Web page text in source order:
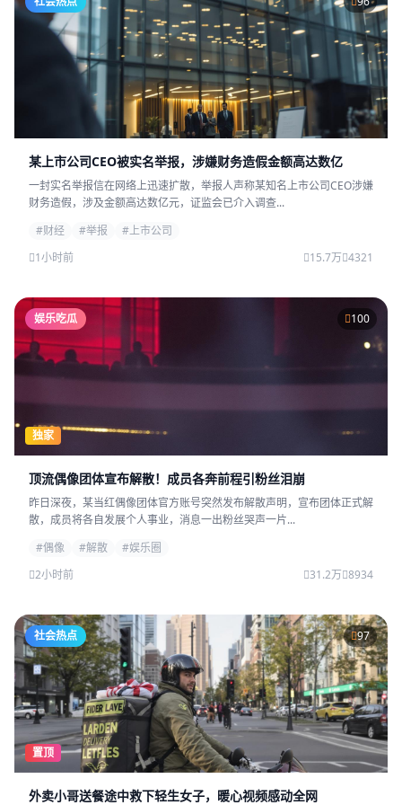
某上市公司CEO被实名举报，涉嫌财务造假金额高达数亿
一封实名举报信在网络上迅速扩散，举报人声称某知名上市公司CEO涉嫌
财务造假，涉及金额高达数亿元，证监会已介入调查...
#财经
#举报
#上市公司
1小时前
15.7万 4321
娱乐吃瓜 100
独家
顶流偶像团体宣布解散！成员各奔前程引粉丝泪崩
昨日深夜，某当红偶像团体官方账号突然发布解散声明，宣布团体正式解
散，成员将各自发展个人事业，消息一出粉丝哭声一片...
#偶像
#解散
#娱乐圈
2小时前
31.2万 8934
社会热点 97
置顶
外卖小哥送餐途中救下轻生女子，暖心视频感动全网